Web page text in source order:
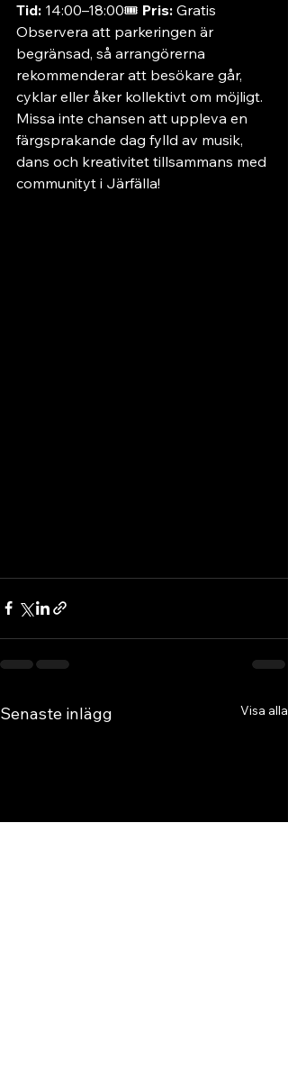
Tid: 14:00–18:00🎟️ Pris: Gratis
Observera att parkeringen är
begränsad, så arrangörerna
rekommenderar att besökare går,
cyklar eller åker kollektivt om möjligt.
Missa inte chansen att uppleva en
färgsprakande dag fylld av musik,
dans och kreativitet tillsammans med
communityt i Järfälla!
Senaste inlägg Visa alla